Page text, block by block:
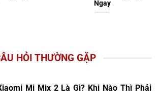
Ngay
HỎI THƯỜNG GẶP
Mi Mix 2 Là Gì? Khi Nào Thì Phải